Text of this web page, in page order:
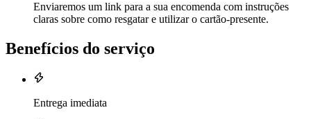
Enviaremos um link para a sua encomenda com instruções
claras sobre como resgatar e utilizar o cartão-presente.
Benefícios do serviço
Entrega imediata